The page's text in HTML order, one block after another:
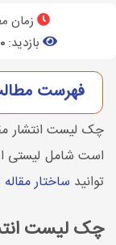
زمان
بازدید:
فهرست
چک لیست انتشار
است شامل لیستی
توانید ساختار
چک لیست